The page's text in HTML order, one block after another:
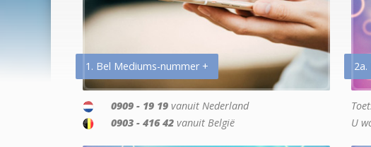
1. Bel Mediums-nummer +
0909 - 19 19 vanuit Nederland
0903 - 416 42 vanuit België
U